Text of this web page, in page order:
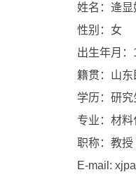
姓名：逄显
性别：女
出生年月
籍贯：山东
学历：研
专业：材
职称：教授
E-mail: